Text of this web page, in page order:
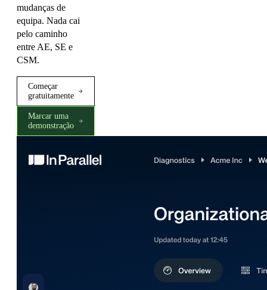
mudanças de
equipa. Nada cai
pelo caminho
entre AE, SE e
CSM.
Começar
gratuitamente
Marcar uma
demonstração